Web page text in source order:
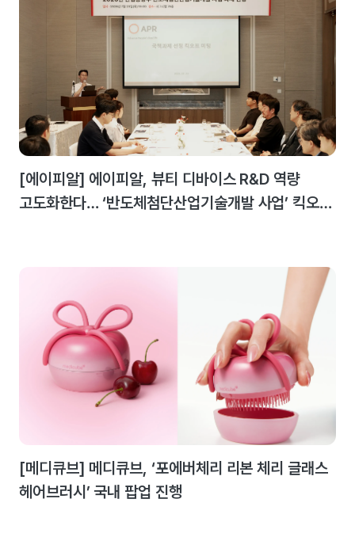
[에이피알] 에이피알, 뷰티 디바이스 R&D 역량
고도화한다… ‘반도체첨단산업기술개발 사업’ 킥오프
[메디큐브] 메디큐브, ‘포에버체리 리본 체리 글래스
헤어브러시’ 국내 팝업 진행